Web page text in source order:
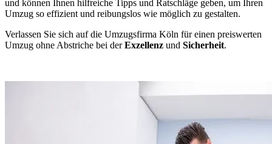
und können Ihnen hilfreiche Tipps und Ratschläge geben, um Ihren
Umzug so effizient und reibungslos wie möglich zu gestalten.
Verlassen Sie sich auf die Umzugsfirma Köln für einen preiswerten
Umzug ohne Abstriche bei derExzellenz und Sicherheit.